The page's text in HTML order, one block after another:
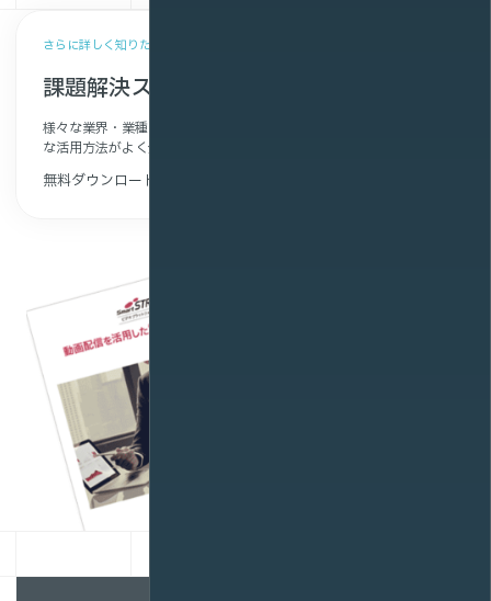
さらに詳しく知りたい方へ
課題解決ストーリー集
様々な業界・業種のお客さまの導入事例や利用シーンから、具体的
な活用方法がよく分かります。
無料ダウンロード